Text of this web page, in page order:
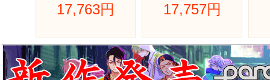
17,763円 17,757円